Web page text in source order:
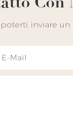
inviare un
E-Mail